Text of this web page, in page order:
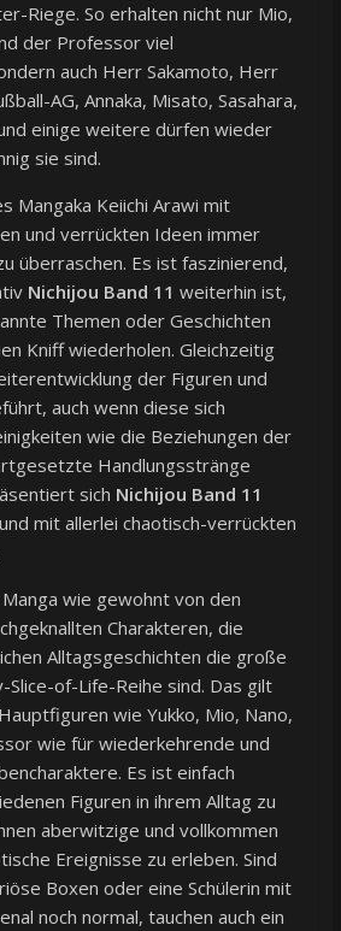
Riege. So erhalten nicht nur Mio,
der Professor viel
auch Herr Sakamoto, Herr
AG, Annaka, Misato, Sasahara,
einige weitere dürfen wieder
sie sind.
Mangaka Keiichi Arawi mit
und verrückten Ideen immer
überraschen. Es ist faszinierend,
Nichijou Band 11 weiterhin ist,
Themen oder Geschichten
Kniff wiederholen. Gleichzeitig
der Figuren und
auch wenn diese sich
wie die Beziehungen der
Handlungsstränge
sich Nichijou Band 11
mit allerlei chaotisch-verrückten
wie gewohnt von den
Charakteren, die
Alltagsgeschichten die große
Slice-of-Life-Reihe sind. Das gilt
wie Yukko, Mio, Nano,
wie für wiederkehrende und
Es ist einfach
Figuren in ihrem Alltag zu
aberwitzige und vollkommen
Ereignisse zu erleben. Sind
Boxen oder eine Schülerin mit
noch normal, tauchen auch ein